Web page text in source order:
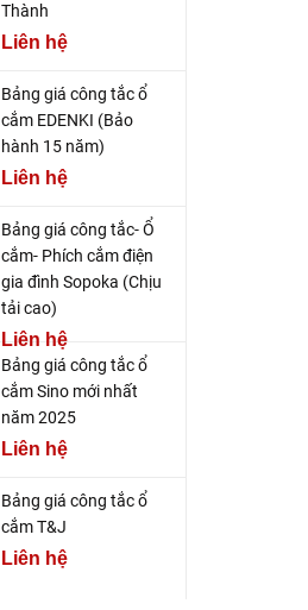
Thành
Liên hệ
Bảng giá công tắc ổ
cắm EDENKI (Bảo
hành 15 năm)
Liên hệ
Bảng giá công tắc- Ổ
cắm- Phích cắm điện
gia đình Sopoka (Chịu
tải cao)
Liên hệ
Bảng giá công tắc ổ
cắm Sino mới nhất
năm 2025
Liên hệ
Bảng giá công tắc ổ
cắm T&J
Liên hệ